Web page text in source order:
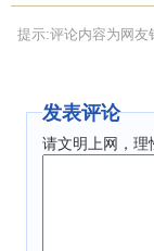
提示:评论内容为网友
发表评论
请文明上网，理